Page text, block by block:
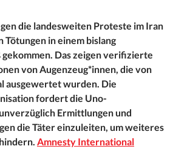
die landesweiten Proteste im Iran
Tötungen in einem bislang
gekommen. Das zeigen verifizierte
von Augenzeug*innen, die von
ausgewertet wurden. Die
fordert die Uno-
Ermittlungen und
die Täter einzuleiten, um weiteres
Amnesty International